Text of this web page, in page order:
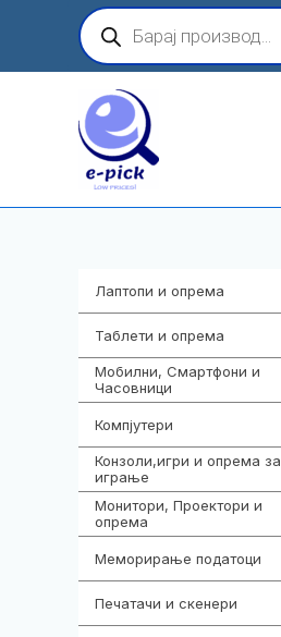
content
Products
search
Лаптопи и опрема
Таблети и опрема
Мобилни, Смартфони и
Часовници
Компјутери
Конзоли,игри и опрема за
играње
Монитори, Проектори и
опрема
Меморирање податоци
Печатачи и скенери